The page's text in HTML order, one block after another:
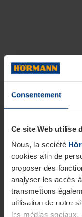
Consentement
Ce site Web utilise
Nous, la société
cookies afin de
proposer des
analyser les accès
transmettons
utilisation de notre
les médias sociaux,